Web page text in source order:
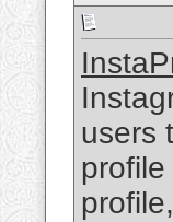
users